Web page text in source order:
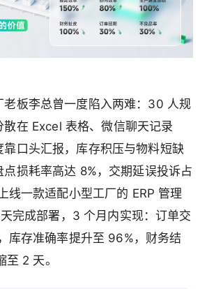
老板李总曾一度陷入两难：30 人规
散在 Excel 表格、微信聊天记录
靠口头汇报，库存积压与物料短缺
点损耗率高达 8%，交期延误投诉占
线一款适配小型工厂的 ERP 管理
完成部署，3 个月内实现：订单交
库存准确率提升至 96%，财务结
2 天。